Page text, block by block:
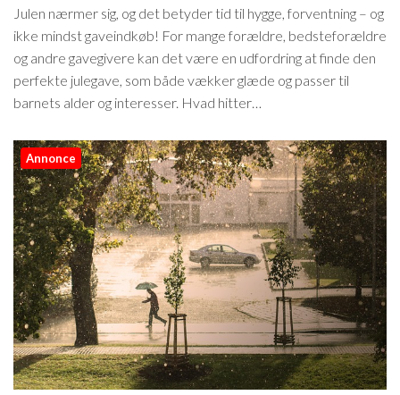
Julen nærmer sig, og det betyder tid til hygge, forventning – og
ikke mindst gaveindkøb! For mange forældre, bedsteforældre
og andre gavegivere kan det være en udfordring at finde den
perfekte julegave, som både vækker glæde og passer til
barnets alder og interesser. Hvad hitter…
Annonce